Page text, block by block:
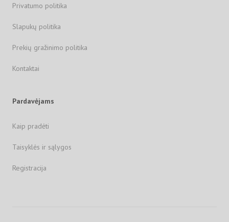
Privatumo politika
Slapukų politika
Prekių gražinimo politika
Kontaktai
Pardavėjams
Kaip pradėti
Taisyklės ir sąlygos
Registracija